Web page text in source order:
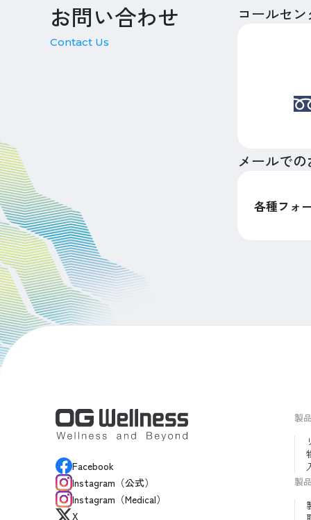
お問い合わせ
Contact Us
コールセ
メールで
各種フォ
Facebook
Instagram（公式）
Instagram（Medical）
X
製
製